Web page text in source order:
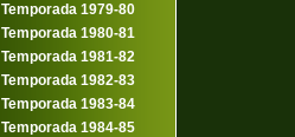
Temporada 1979-80
Temporada 1980-81
Temporada 1981-82
Temporada 1982-83
Temporada 1983-84
Temporada 1984-85